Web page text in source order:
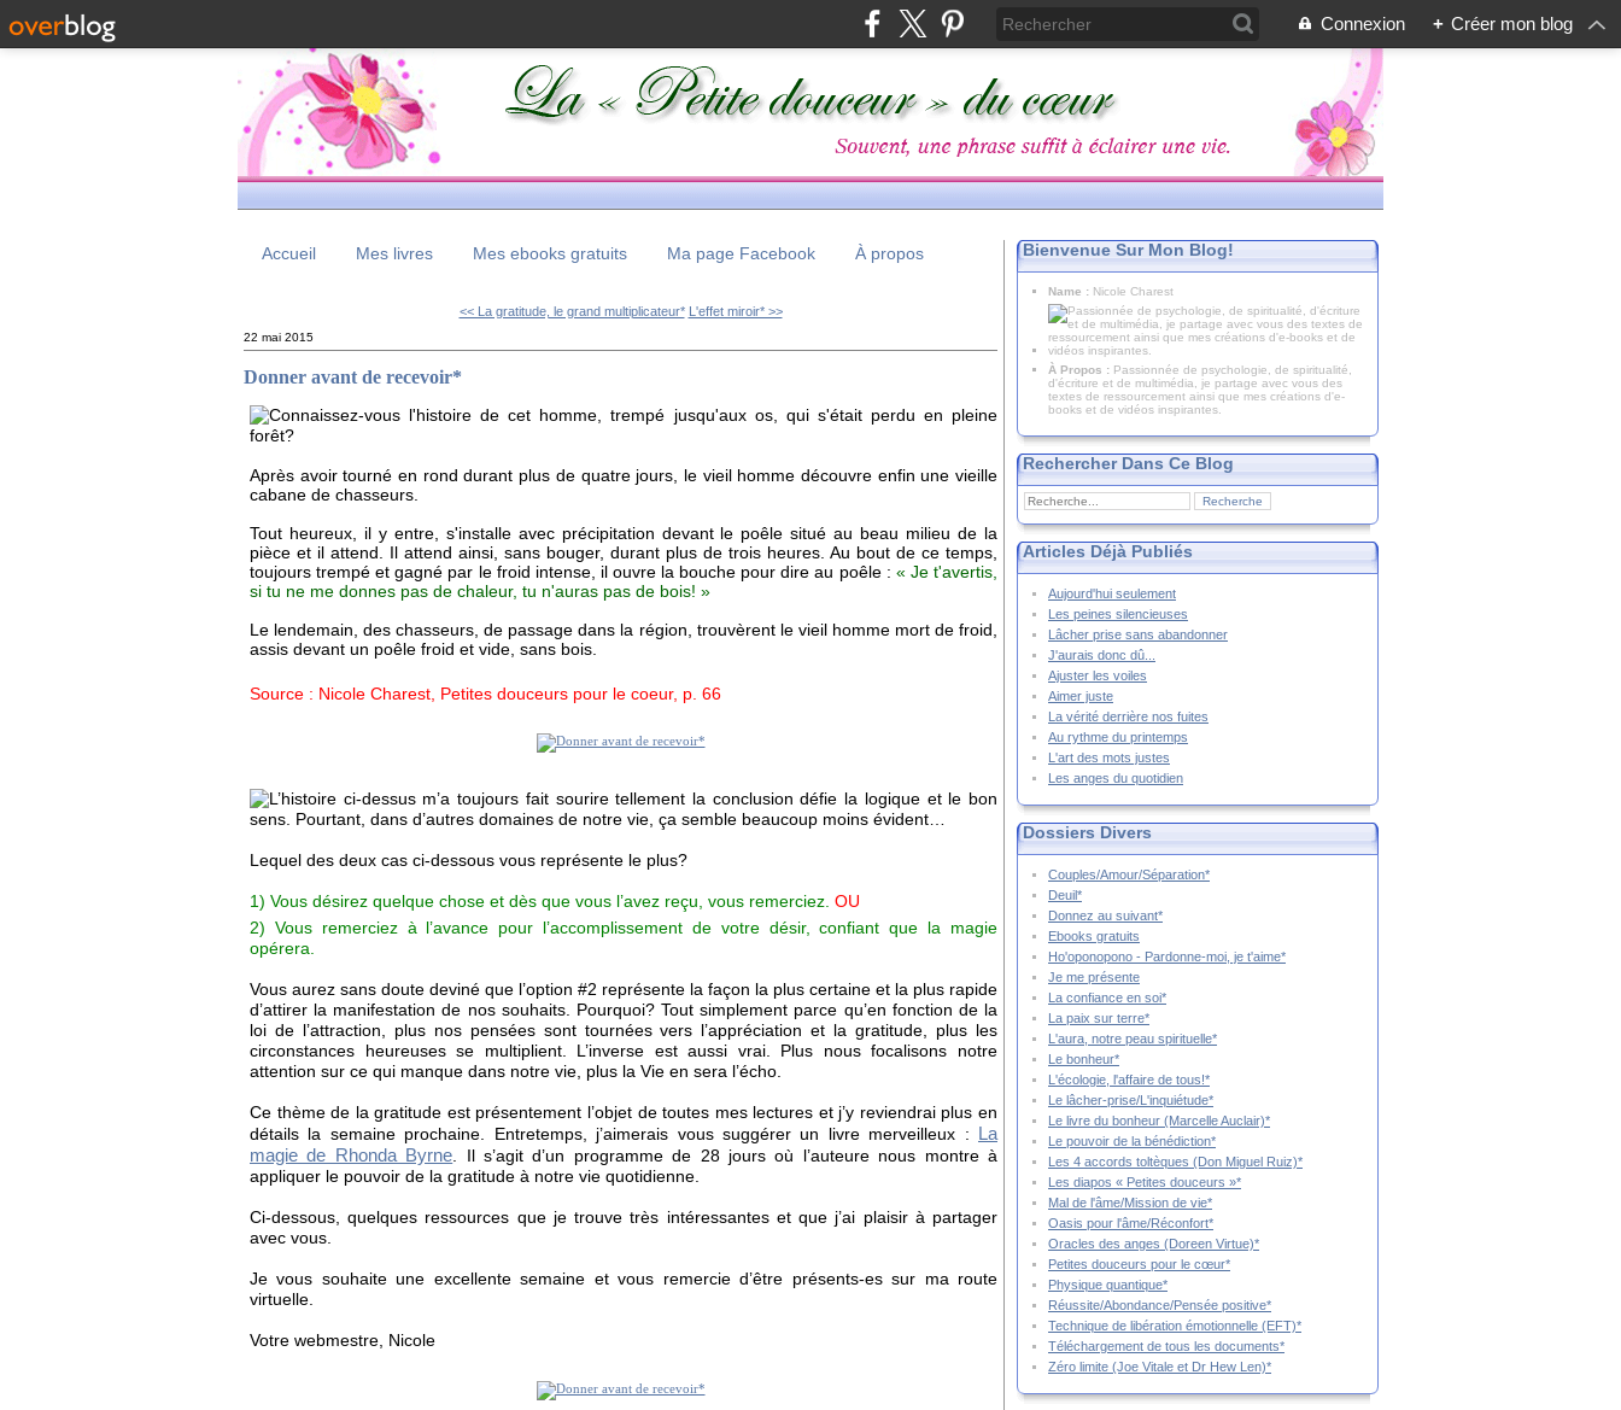
Connexion + Créer mon blog
Accueil Mes livres Mes ebooks gratuits Ma page Facebook À propos
<< La gratitude, le grand multiplicateur* L'effet miroir* >>
22 mai 2015
Donner avant de recevoir*
Connaissez-vous l'histoire de cet homme, trempé jusqu'aux os, qui s'était perdu en pleine
forêt?
Après avoir tourné en rond durant plus de quatre jours, le vieil homme découvre enfin une vieille
cabane de chasseurs.
Tout heureux, il y entre, s'installe avec précipitation devant le poêle situé au beau milieu de la
pièce et il attend. Il attend ainsi, sans bouger, durant plus de trois heures. Au bout de ce temps,
toujours trempé et gagné par le froid intense, il ouvre la bouche pour dire au poêle : « Je t'avertis,
si tu ne me donnes pas de chaleur, tu n'auras pas de bois! »
Le lendemain, des chasseurs, de passage dans la région, trouvèrent le vieil homme mort de froid,
assis devant un poêle froid et vide, sans bois.
Source : Nicole Charest, Petites douceurs pour le coeur, p. 66
L’histoire ci-dessus m’a toujours fait sourire tellement la conclusion défie la logique et le bon
sens. Pourtant, dans d’autres domaines de notre vie, ça semble beaucoup moins évident…
Lequel des deux cas ci-dessous vous représente le plus?
1) Vous désirez quelque chose et dès que vous l’avez reçu, vous remerciez. OU
2) Vous remerciez à l’avance pour l’accomplissement de votre désir, confiant que la magie
opérera.
Vous aurez sans doute deviné que l’option #2 représente la façon la plus certaine et la plus rapide
d’attirer la manifestation de nos souhaits. Pourquoi? Tout simplement parce qu’en fonction de la
loi de l’attraction, plus nos pensées sont tournées vers l’appréciation et la gratitude, plus les
circonstances heureuses se multiplient. L’inverse est aussi vrai. Plus nous focalisons notre
attention sur ce qui manque dans notre vie, plus la Vie en sera l’écho.
Ce thème de la gratitude est présentement l’objet de toutes mes lectures et j’y reviendrai plus en
détails la semaine prochaine. Entretemps, j’aimerais vous suggérer un livre merveilleux : La
magie de Rhonda Byrne . Il s’agit d’un programme de 28 jours où l’auteure nous montre à
appliquer le pouvoir de la gratitude à notre vie quotidienne.
Ci-dessous, quelques ressources que je trouve très intéressantes et que j’ai plaisir à partager
avec vous.
Je vous souhaite une excellente semaine et vous remercie d’être présents-es sur ma route
virtuelle.
Votre webmestre, Nicole
Bienvenue Sur Mon Blog!
Name : Nicole Charest
À Propos : Passionnée de psychologie, de spiritualité,
d'écriture et de multimédia, je partage avec vous des
textes de ressourcement ainsi que mes créations d'e-
books et de vidéos inspirantes.
Rechercher Dans Ce Blog
Articles Déjà Publiés
Aujourd'hui seulement
Les peines silencieuses
Lâcher prise sans abandonner
J'aurais donc dû...
Ajuster les voiles
Aimer juste
La vérité derrière nos fuites
Au rythme du printemps
L'art des mots justes
Les anges du quotidien
Dossiers Divers
Couples/Amour/Séparation*
Deuil*
Donnez au suivant*
Ebooks gratuits
Ho'oponopono - Pardonne-moi, je t'aime*
Je me présente
La confiance en soi*
La paix sur terre*
L'aura, notre peau spirituelle*
Le bonheur*
L'écologie, l'affaire de tous!*
Le lâcher-prise/L'inquiétude*
Le livre du bonheur (Marcelle Auclair)*
Le pouvoir de la bénédiction*
Les 4 accords toltèques (Don Miguel Ruiz)*
Les diapos « Petites douceurs »*
Mal de l'âme/Mission de vie*
Oasis pour l'âme/Réconfort*
Oracles des anges (Doreen Virtue)*
Petites douceurs pour le cœur*
Physique quantique*
Réussite/Abondance/Pensée positive*
Technique de libération émotionnelle (EFT)*
Téléchargement de tous les documents*
Zéro limite (Joe Vitale et Dr Hew Len)*